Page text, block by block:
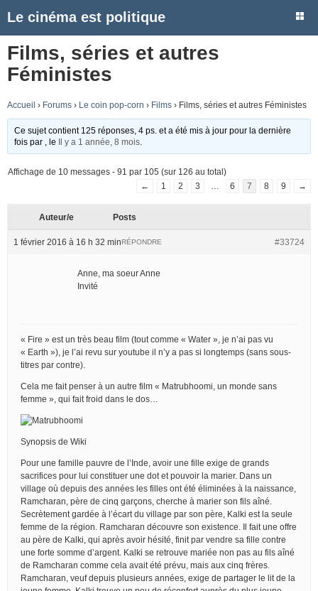
Le cinéma est politique
Films, séries et autres
Féministes
Accueil › Forums › Le coin pop-corn › Films › Films, séries et autres Féministes
Ce sujet contient 125 réponses, 4 ps. et a été mis à jour pour la dernière
fois par
, le Il y a 1 année, 8 mois
Affichage de 10 messages - 91 par 105 (sur 126 au total)
←
1 2 3 6 7 8 9 →
Auteur/e Posts
1 février 2016 à 16 h 32 min #33724
RÉPONDRE
Anne, ma soeur Anne
Invité
« Fire » est un très beau film (tout comme « Water », je n’ai pas vu
« Earth »), je l’ai revu sur youtube il n’y a pas si longtemps (sans sous-
titres par contre).
Cela me fait penser à un autre film « Matrubhoomi, un monde sans
femme », qui fait froid dans le dos…
Synopsis de Wiki
Pour une famille pauvre de l’Inde, avoir une fille exige de grands
sacrifices pour lui constituer une dot et pouvoir la marier. Dans un
village où depuis des années les filles ont été éliminées à la naissance,
Ramcharan, père de cinq garçons, cherche à marier son fils aîné.
Secrètement gardée à l’écart du village par son père, Kalki est la seule
femme de la région. Ramcharan découvre son existence. Il fait une offre
au père de Kalki, qui après avoir hésité, finit par vendre sa fille contre
une forte somme d’argent. Kalki se retrouve mariée non pas au fils aîné
de Ramcharan comme cela avait été prévu, mais aux cinq frères.
Ramcharan, veuf depuis plusieurs années, exige de partager le lit de la